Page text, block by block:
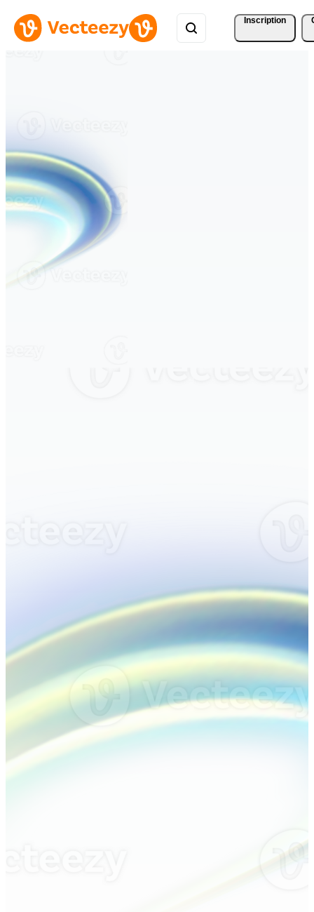
Inscription